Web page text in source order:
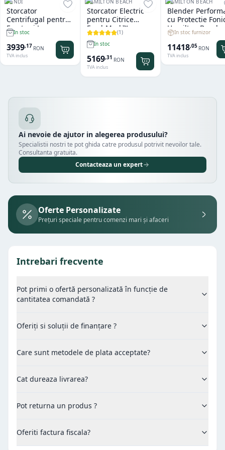
HENDI
Storcator
Centrifugal pentru
Fructe si Legume
Hendi Profi Line
Titan
In stoc
3939,17 RON
TVA inclus
HAMILTON BEACH
Storcator Electric
pentru Citrice
FreshMark™
Hamilton Beach
(1)
In stoc
5169,31 RON
TVA inclus
HAMILTON BEACH
Blender
cu Protectie
Hamilton Beach
Summit® Edge
In stoc furnizor
11418,05 RON
TVA inclus
Ai nevoie de ajutor in alegerea produsului?
Specialistii nostri te pot ghida catre produsul potrivit nevoilor tale.
Consultanta gratuita.
Contacteaza un expert
Oferte Personalizate
Prețuri speciale pentru comenzi mari și afaceri
Intrebari frecvente
Pot primi o ofertă personalizată în funcție de
cantitatea comandată ?
Oferiți si soluții de finanțare ?
Care sunt metodele de plata acceptate?
Cat dureaza livrarea?
Pot returna un produs ?
Oferiti factura fiscala?